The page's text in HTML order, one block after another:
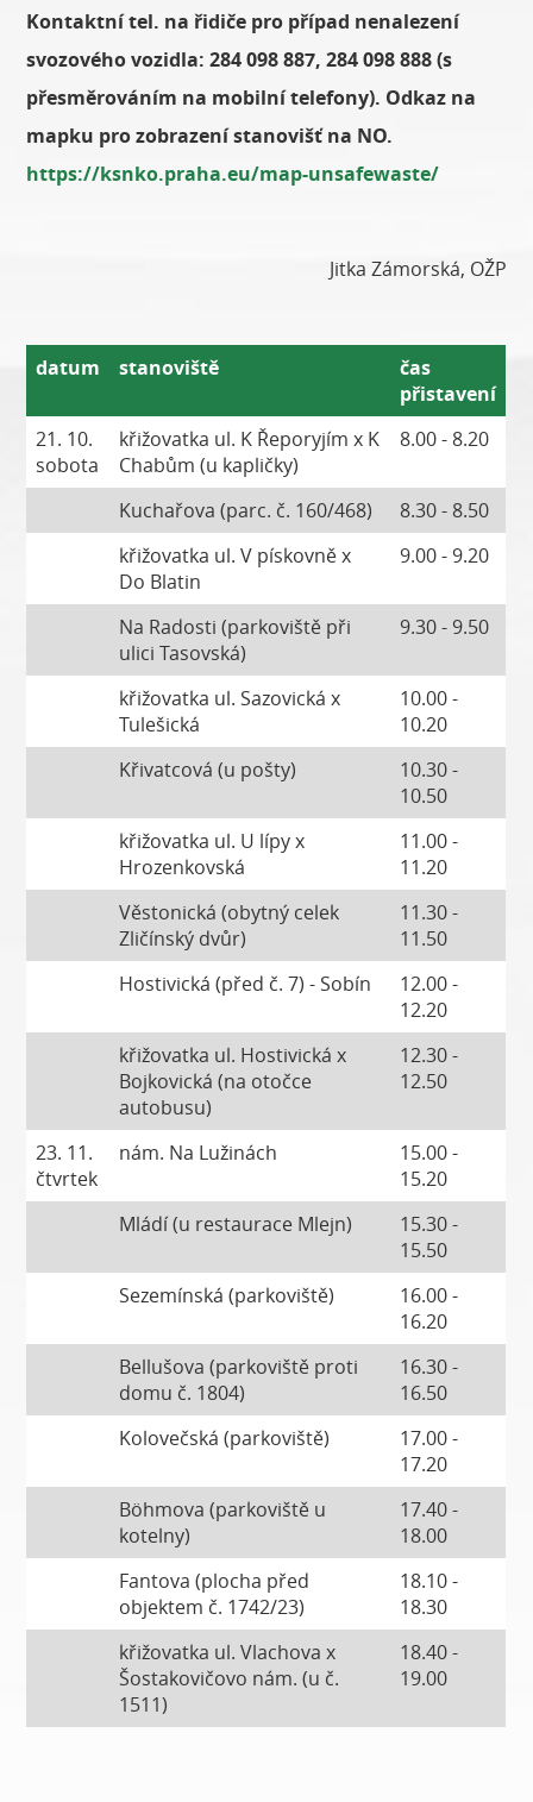
Kontaktní tel. na řidiče pro případ nenalezení
svozového vozidla: 284 098 887, 284 098 888 (s
přesměrováním na mobilní telefony). Odkaz na
mapku pro zobrazení stanovišť na NO.
https://ksnko.praha.eu/map-unsafewaste/
Jitka Zámorská, OŽP
datum stanoviště
čas
přistavení
21. 10.
sobota
křižovatka ul. K Řeporyjím x K
Chabům (u kapličky)
8.00 - 8.20
Kuchařova (parc. č. 160/468)
8.30 - 8.50
křižovatka ul. V pískovně x
Do Blatin
9.00 - 9.20
Na Radosti (parkoviště při
ulici Tasovská)
9.30 - 9.50
křižovatka ul. Sazovická x
Tulešická
10.00 -
10.20
Křivatcová (u pošty)
10.30 -
10.50
křižovatka ul. U lípy x
Hrozenkovská
11.00 -
11.20
Věstonická (obytný celek
Zličínský dvůr)
11.30 -
11.50
Hostivická (před č. 7) - Sobín
12.00 -
12.20
křižovatka ul. Hostivická x
Bojkovická (na otočce
autobusu)
12.30 -
12.50
23. 11.
čtvrtek
nám. Na Lužinách
15.00 -
15.20
Mládí (u restaurace Mlejn)
15.30 -
15.50
Sezemínská (parkoviště)
16.00 -
16.20
Bellušova (parkoviště proti
domu č. 1804)
16.30 -
16.50
Kolovečská (parkoviště)
17.00 -
17.20
Böhmova (parkoviště u
kotelny)
17.40 -
18.00
Fantova (plocha před
objektem č. 1742/23)
18.10 -
18.30
křižovatka ul. Vlachova x
Šostakovičovo nám. (u č.
1511)
18.40 -
19.00